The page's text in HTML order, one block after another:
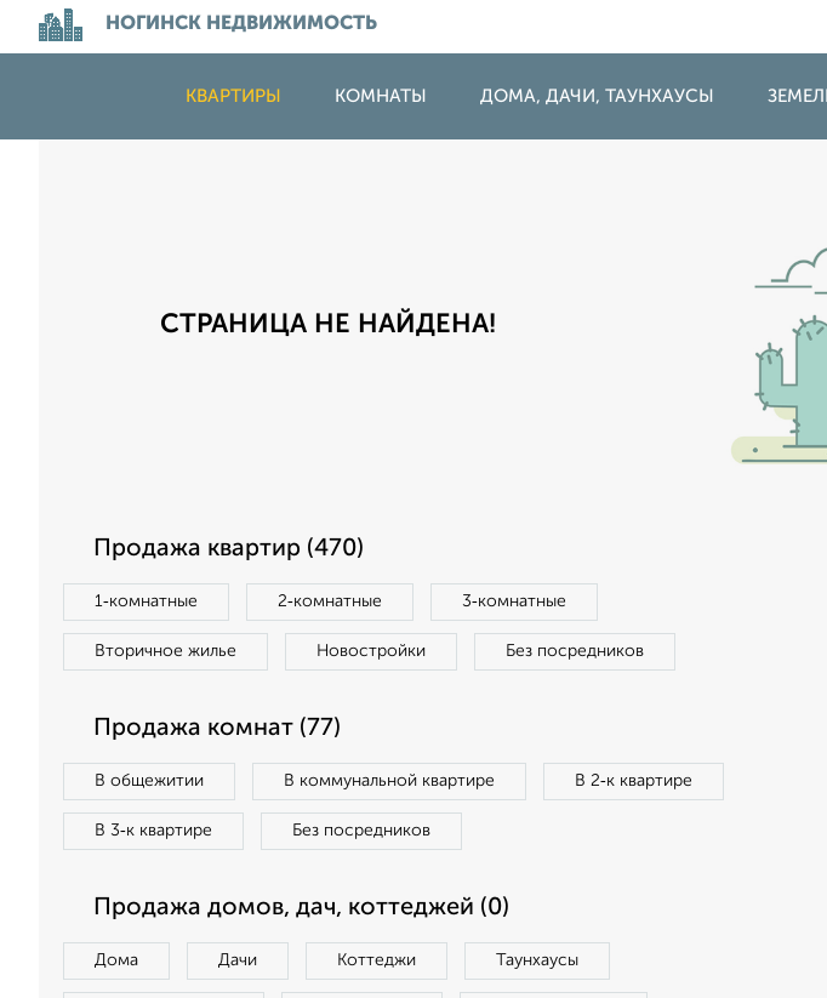
НОГИНСК НЕДВИЖИМОСТЬ
КВАРТИРЫ КОМНАТЫ ДОМА, ДАЧИ, ТАУНХАУСЫ
СТРАНИЦА НЕ НАЙДЕНА!
Продажа квартир (470)
1‑комнатные 2‑комнатные 3‑комнатные
Вторичное жилье Новостройки Без посредников
Продажа комнат (77)
В общежитии В коммунальной квартире В 2‑к квартире
В 3‑к квартире Без посредников
Продажа домов, дач, коттеджей (0)
Дома Дачи Коттеджи Таунхаусы